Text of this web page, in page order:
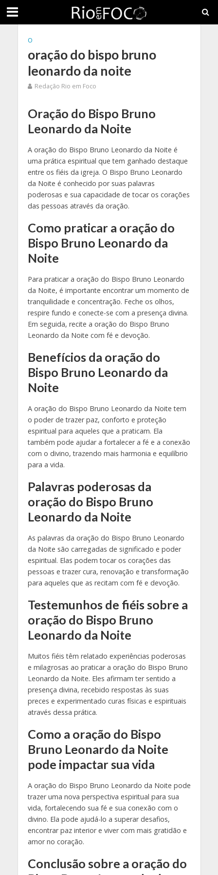
O
oração do bispo bruno
leonardo da noite
Redação Rio em Foco
Oração do Bispo Bruno
Leonardo da Noite
A oração do Bispo Bruno Leonardo da Noite é
uma prática espiritual que tem ganhado destaque
entre os fiéis da igreja. O Bispo Bruno Leonardo
da Noite é conhecido por suas palavras
poderosas e sua capacidade de tocar os corações
das pessoas através da oração.
Como praticar a oração do
Bispo Bruno Leonardo da
Noite
Para praticar a oração do Bispo Bruno Leonardo
da Noite, é importante encontrar um momento de
tranquilidade e concentração. Feche os olhos,
respire fundo e conecte-se com a presença divina.
Em seguida, recite a oração do Bispo Bruno
Leonardo da Noite com fé e devoção.
Benefícios da oração do
Bispo Bruno Leonardo da
Noite
A oração do Bispo Bruno Leonardo da Noite tem
o poder de trazer paz, conforto e proteção
espiritual para aqueles que a praticam. Ela
também pode ajudar a fortalecer a fé e a conexão
com o divino, trazendo mais harmonia e equilíbrio
para a vida.
Palavras poderosas da
oração do Bispo Bruno
Leonardo da Noite
As palavras da oração do Bispo Bruno Leonardo
da Noite são carregadas de significado e poder
espiritual. Elas podem tocar os corações das
pessoas e trazer cura, renovação e transformação
para aqueles que as recitam com fé e devoção.
Testemunhos de fiéis sobre a
oração do Bispo Bruno
Leonardo da Noite
Muitos fiéis têm relatado experiências poderosas
e milagrosas ao praticar a oração do Bispo Bruno
Leonardo da Noite. Eles afirmam ter sentido a
presença divina, recebido respostas às suas
preces e experimentado curas físicas e espirituais
através dessa prática.
Como a oração do Bispo
Bruno Leonardo da Noite
pode impactar sua vida
A oração do Bispo Bruno Leonardo da Noite pode
trazer uma nova perspectiva espiritual para sua
vida, fortalecendo sua fé e sua conexão com o
divino. Ela pode ajudá-lo a superar desafios,
encontrar paz interior e viver com mais gratidão e
amor no coração.
Conclusão sobre a oração do